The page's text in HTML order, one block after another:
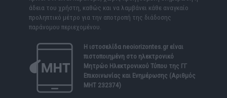
άδεια του χρήστη, καθώς και να λαμβάνει κάθε αναγκαίο
προληπτικό μέτρο για την αποτροπή της διάδοσης
παράνομου περιεχομένου.
Η ιστοσελίδα neoiorizontes.grείναι
πιστοποιημένη στο ηλεκτρονικό
Μητρώο Ηλεκτρονικού Τύπου της ΓΓ
Επικοινωνίας και Ενημέρωσης (Αριθμός
ΜΗΤ 232374)